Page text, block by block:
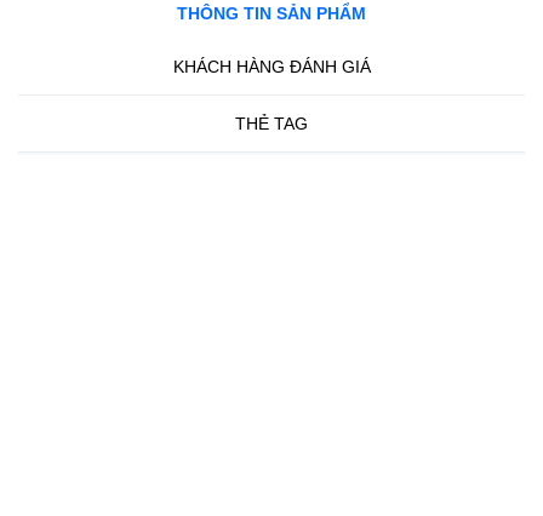
THÔNG TIN SẢN PHẨM
KHÁCH HÀNG ĐÁNH GIÁ
THẺ TAG